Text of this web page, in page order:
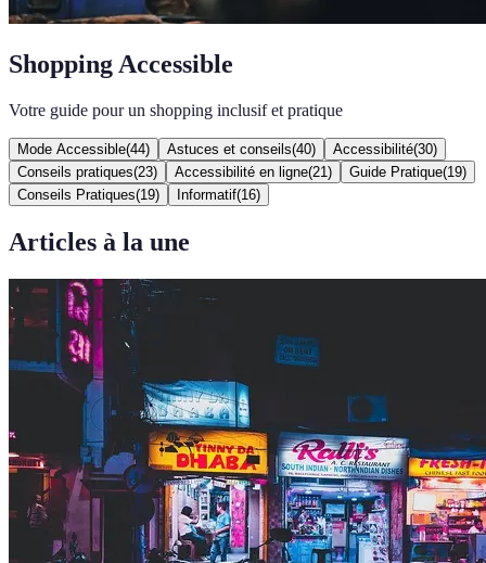
Shopping Accessible
Votre guide pour un shopping inclusif et pratique
Mode Accessible(44) Astuces et conseils(40) Accessibilité(30)
Conseils pratiques(23) Accessibilité en ligne(21 ) Guide Pratique(19)
Conseils Pratiques(19) Informatif(16)
Articles à la une